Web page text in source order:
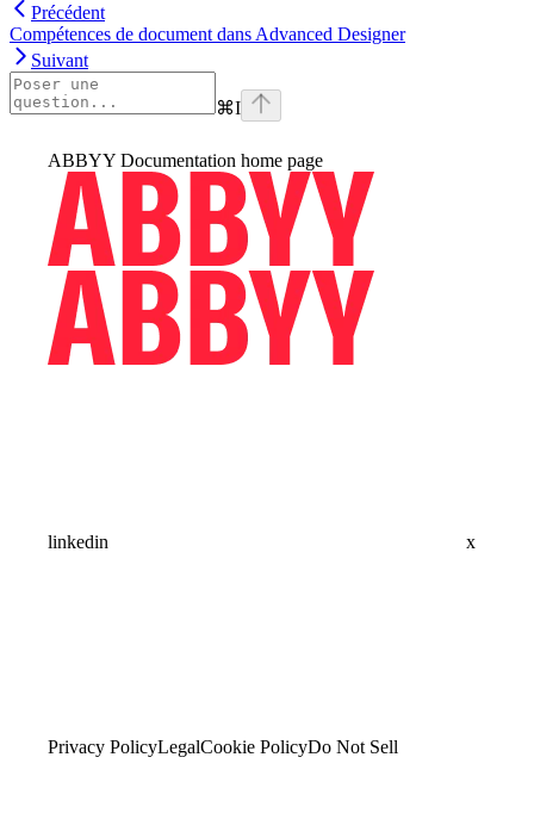
Précédent
Compétences de document dans Advanced Designer
Suivant
⌘I
ABBYY Documentation home page
linkedin x
Privacy PolicyLegalCookie PolicyDo Not Sell